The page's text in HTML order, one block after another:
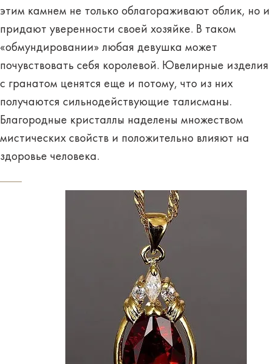
этим камнем не только облагораживают облик, но и
придают уверенности своей хозяйке. В таком
«обмундировании» любая девушка может
почувствовать себя королевой. Ювелирные изделия
с гранатом ценятся еще и потому, что из них
получаются сильнодействующие талисманы.
Благородные кристаллы наделены множеством
мистических свойств и положительно влияют на
здоровье человека.